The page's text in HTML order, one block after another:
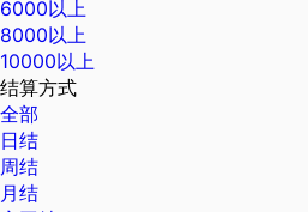
6000以上
8000以上
10000以上
结算方式
全部
日结
周结
月结